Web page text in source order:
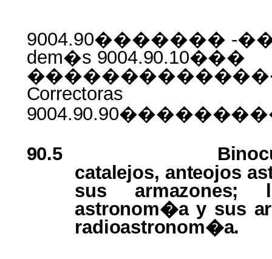
9004.90������� -
dem�s 9004.90.10���
Correctoras
90.5
catalejos, anteojos
sus
armazones;
astronom�a y sus
radioastronom�a.